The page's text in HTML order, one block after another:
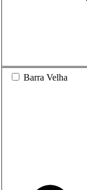
Barra Velha